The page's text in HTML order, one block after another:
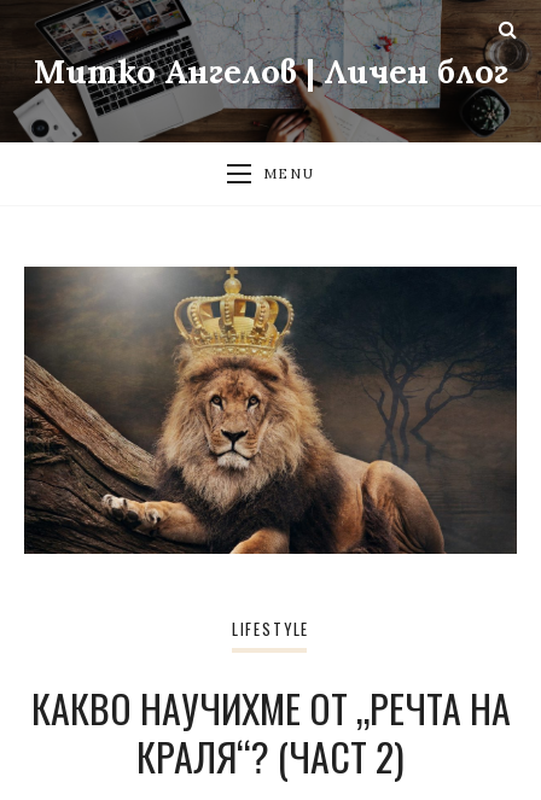
Митко Ангелов | Личен блог
MENU
LIFESTYLE
КАКВО НАУЧИХМЕ ОТ „РЕЧТА НА
КРАЛЯ“? (ЧАСТ 2)